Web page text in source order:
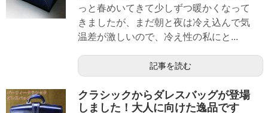
っと春めいてきて少しずつ暖かくなって
きましたが、まだ朝と夜は冷え込んで気
温差が激しいので、冷え性の私にと...
記事を読む
クラシックからダレスバッグが登場
しました！大人に向けた逸品です